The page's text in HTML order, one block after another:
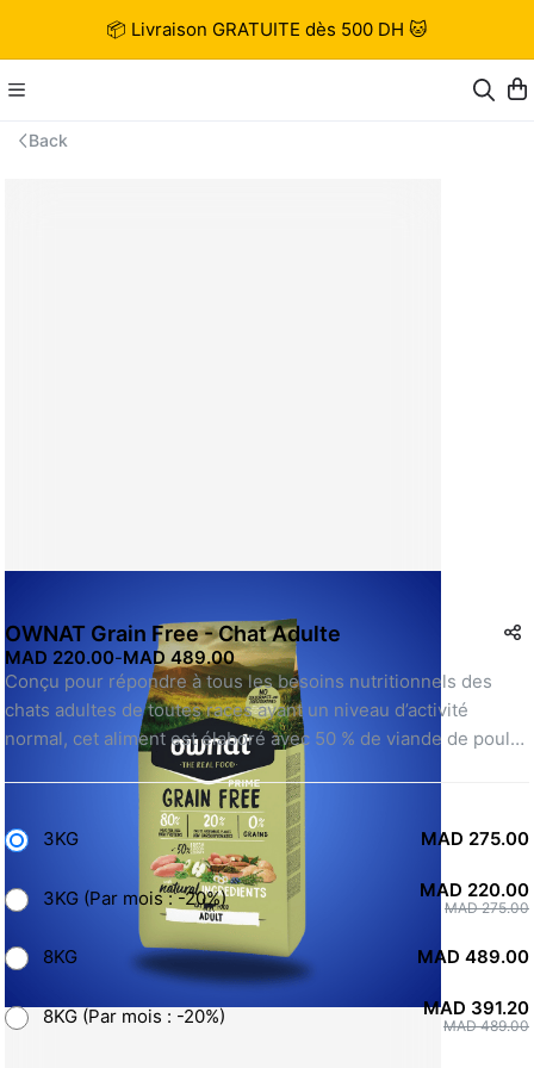
📦 Livraison GRATUITE dès 500 DH 🐱
Back
OWNAT Grain Free - Chat Adulte
MAD 220.00-MAD 489.00
Conçu pour répondre à tous les besoins nutritionnels des
chats adultes de toutes races ayant un niveau d’activité
normal, cet aliment est élaboré avec 50 % de viande de poulet
et de dinde. Cela garantit un apport en protéines de haute
qualité, une grande appétibilité et facilite la digestion.
3KG
MAD 275.00
3KG (Par mois : -20%) MAD 220.00
MAD 275.00
8KG MAD 489.00
8KG (Par mois : -20%) MAD 391.20
MAD 489.00